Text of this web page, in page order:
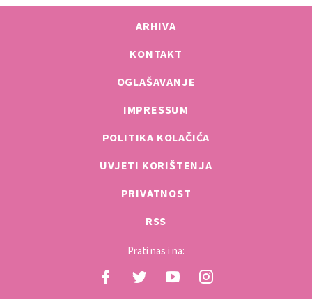
ARHIVA
KONTAKT
OGLAŠAVANJE
IMPRESSUM
POLITIKA KOLAČIĆA
UVJETI KORIŠTENJA
PRIVATNOST
RSS
Prati nas i na: